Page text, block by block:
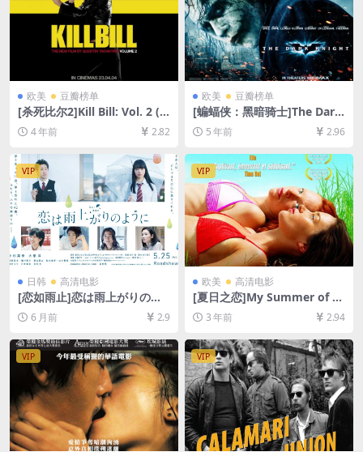
欧美 豆瓣榜单
[杀死比尔2]Kill Bill: Vol. 2 (2
004)[百度网盘+迅雷云盘资源
1080P超清未删减][MP4/8.8G
B][中英字幕]
4 年前 2.82
欧美 豆瓣榜单
[蝙蝠侠：黑暗骑士]The Dark
Knight (2008)[百度网盘+迅
雷云盘资源1080P超清未删减]
[MP4/9.7GB][中英字幕]
5 年前 2.96
VIP
日韩 高清电影
[恋如雨止]恋は雨上がりのよ
うに (2018)[百度网盘+夸克网
盘1080P超清未删减资源][网
B][中文字幕]
6 月前 2.9
VIP
欧美 高清电影
[夏日之恋]My Summer of L
ove (2004)[百度网盘+迅雷云
盘资源1080P超清未删减][MP
3 年前 2.94
VIP VIP